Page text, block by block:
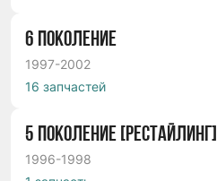
6 ПОКОЛЕНИЕ
1997-2002
16 запчастей
5 ПОКОЛЕНИЕ [РЕСТАЙЛИНГ]
1996-1998